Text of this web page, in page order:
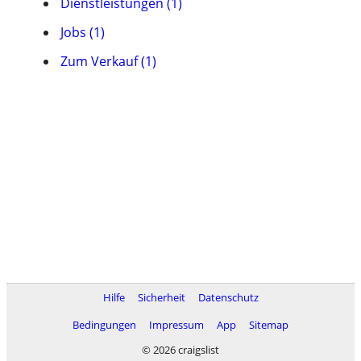
Jobs (1)
Zum Verkauf (1)
Hilfe Sicherheit
Datenschutz
Bedingungen
Impressum App
Sitemap
© 2026 craigslist